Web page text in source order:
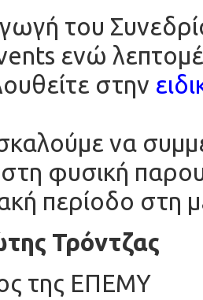
του
ενώ
στην
να
φυσική
περίοδο στη
Τρόντζας
της ΕΠΕΜΥ